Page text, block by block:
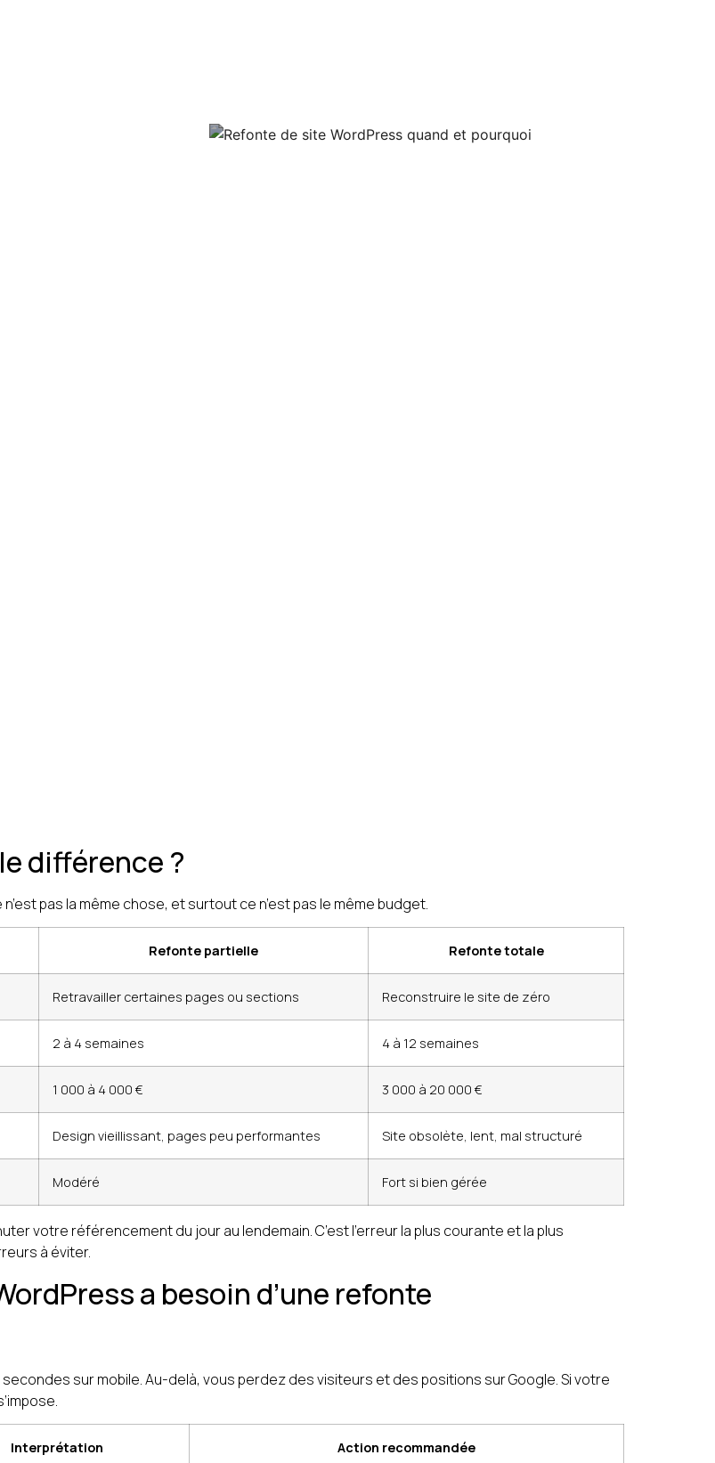
différence ?
pas la même chose, et surtout ce n’est pas le même budget.
Refonte partielle Refonte totale
Retravailler certaines pages ou sections Reconstruire le site de zéro
2 à 4 semaines 4 à 12 semaines
1 000 à 4 000 € 3 000 à 20 000 €
Design vieillissant, pages peu performantes Site obsolète, lent, mal structuré
Modéré Fort si bien gérée
votre référencement du jour au lendemain. C’est l’erreur la plus courante et la plus
à éviter.
a besoin d’une refonte
sur mobile. Au-delà, vous perdez des visiteurs et des positions sur Google. Si votre
Interprétation Action recommandée